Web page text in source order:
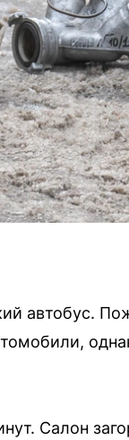
автобус.
Салон